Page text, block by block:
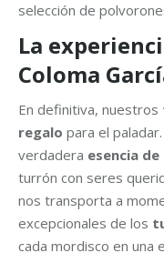
selección de
La
Coloma
En definitiva, nuestros
regalo para el
verdadera esencia
turrón con seres
nos transporta a
excepcionales de los
cada mordisco en una